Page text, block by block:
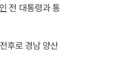
전 대통령과 통
후로 경남 양산